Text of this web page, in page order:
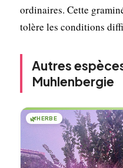
ordinaires. Cette
tolère les conditions
Autres
Muhlenbergie
🌿HERBE